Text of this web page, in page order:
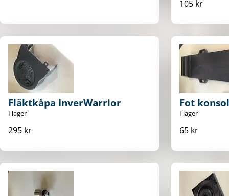
105 kr
Fläktkåpa InverWarrior
I lager
295 kr
Fot
I lager
65 kr